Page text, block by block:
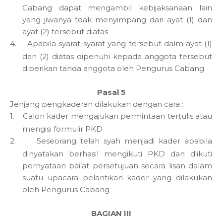
Cabang dapat mengambil kebijaksanaan lain
yang jiwanya tdak menyimpang dari ayat (1) dan
ayat (2) tersebut diatas
4.
Apabila syarat-syarat yang tersebut dalm ayat (1)
dan (2) diatas dipenuhi kepada anggota tersebut
diberikan tanda anggota oleh Pengurus Cabang
Pasal 5
Jenjang pengkaderan dilakukan dengan cara :
1.
Calon kader mengajukan permintaan tertulis atau
mengisi formulir PKD
2.
Seseorang telah syah menjadi kader apabila
dinyatakan berhasil mengikuti PKD dan diikuti
pernyataan bai’at persetujuan secara lisan dalam
suatu upacara pelantikan kader yang dilakukan
oleh Pengurus Cabang
BAGIAN III